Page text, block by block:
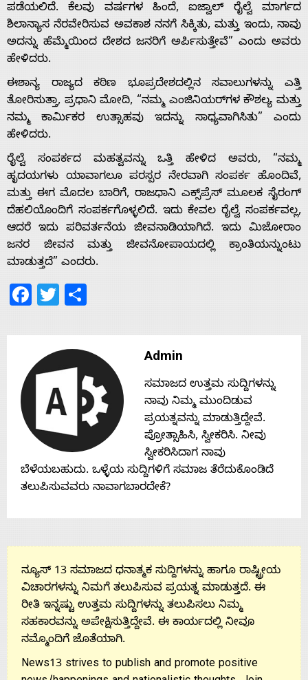
Advertise
With
s
Contact
Us
ಪಡೆಯಲಿದೆ. ಕೆಲವು ವರ್ಷಗಳ ಹಿಂದೆ, ಐಜ್ವಾಲ್ ರೈಲ್ವೆ ಮಾರ್ಗದ
ಶಿಲಾನ್ಯಾಸ ನೆರವೇರಿಸುವ ಅವಕಾಶ ನನಗೆ ಸಿಕ್ಕಿತು, ಮತ್ತು ಇಂದು, ನಾವು
ಅದನ್ನು ಹೆಮ್ಮೆಯಿಂದ ದೇಶದ ಜನರಿಗೆ ಅರ್ಪಿಸುತ್ತೇವೆ” ಎಂದು ಅವರು
ಹೇಳಿದರು.
ಈಶಾನ್ಯ ರಾಜ್ಯದ ಕಠಿಣ ಭೂಪ್ರದೇಶದಲ್ಲಿನ ಸವಾಲುಗಳನ್ನು ಎತ್ತಿ
ತೋರಿಸುತ್ತಾ, ಪ್ರಧಾನಿ ಮೋದಿ, “ನಮ್ಮ ಎಂಜಿನಿಯರ್‌ಗಳ ಕೌಶಲ್ಯ ಮತ್ತು
ನಮ್ಮ ಕಾರ್ಮಿಕರ ಉತ್ಸಾಹವು ಇದನ್ನು ಸಾಧ್ಯವಾಗಿಸಿತು” ಎಂದು
ಹೇಳಿದರು.
ರೈಲ್ವೆ ಸಂಪರ್ಕದ ಮಹತ್ವವನ್ನು ಒತ್ತಿ ಹೇಳಿದ ಅವರು, “ನಮ್ಮ
ಹೃದಯಗಳು ಯಾವಾಗಲೂ ಪರಸ್ಪರ ನೇರವಾಗಿ ಸಂಪರ್ಕ ಹೊಂದಿವೆ,
ಮತ್ತು ಈಗ ಮೊದಲ ಬಾರಿಗೆ, ರಾಜಧಾನಿ ಎಕ್ಸ್‌ಪ್ರೆಸ್ ಮೂಲಕ ಸೈರಂಗ್
ದೆಹಲಿಯೊಂದಿಗೆ ಸಂಪರ್ಕಗೊಳ್ಳಲಿದೆ. ಇದು ಕೇವಲ ರೈಲ್ವೆ ಸಂಪರ್ಕವಲ್ಲ,
ಆದರೆ ಇದು ಪರಿವರ್ತನೆಯ ಜೀವನಾಡಿಯಾಗಿದೆ. ಇದು ಮಿಜೋರಾಂ
ಜನರ ಜೀವನ ಮತ್ತು ಜೀವನೋಪಾಯದಲ್ಲಿ ಕ್ರಾಂತಿಯನ್ನುಂಟು
ಮಾಡುತ್ತದೆ” ಎಂದರು.
Facebook
Twitter
Admin
ಸಮಾಜದ ಉತ್ತಮ ಸುದ್ದಿಗಳನ್ನು
ನಾವು ನಿಮ್ಮ ಮುಂದಿಡುವ
ಪ್ರಯತ್ನವನ್ನು ಮಾಡುತ್ತಿದ್ದೇವೆ.
ಪ್ರೋತ್ಸಾಹಿಸಿ, ಸ್ವೀಕರಿಸಿ. ನೀವು
ಸ್ವೀಕರಿಸಿದಾಗ ನಾವು
ಬೆಳೆಯಬಹುದು. ಒಳ್ಳೆಯ ಸುದ್ದಿಗಳಿಗೆ ಸಮಾಜ ತೆರೆದುಕೊಂಡಿದೆ
ತಲುಪಿಸುವವರು ನಾವಾಗಬಾರದೇಕೆ?
ನ್ಯೂಸ್ 13 ಸಮಾಜದ ಧನಾತ್ಮಕ ಸುದ್ದಿಗಳನ್ನು ಹಾಗೂ ರಾಷ್ಟ್ರೀಯ
ವಿಚಾರಗಳನ್ನು ನಿಮಗೆ ತಲುಪಿಸುವ ಪ್ರಯತ್ನ ಮಾಡುತ್ತದೆ. ಈ
ರೀತಿ ಇನ್ನಷ್ಟು ಉತ್ತಮ ಸುದ್ದಿಗಳನ್ನು ತಲುಪಿಸಲು ನಿಮ್ಮ
ಸಹಕಾರವನ್ನು ಅಪೇಕ್ಷಿಸುತ್ತಿದ್ದೇವೆ. ಈ ಕಾರ್ಯದಲ್ಲಿ ನೀವೂ
ನಮ್ಮೊಂದಿಗೆ ಜೊತೆಯಾಗಿ.
News13 strives to publish and promote positive